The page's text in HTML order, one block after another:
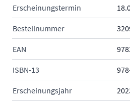
Erscheinungstermin
Bestellnummer
EAN
ISBN-13
Erscheinungsjahr